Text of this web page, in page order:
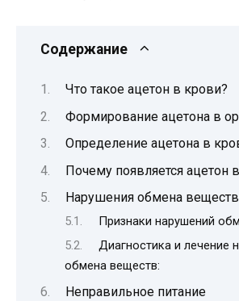
Содержание
Что такое ацетон в крови?
Формирование ацетона в
Определение ацетона в
Почему появляется ацетон
Нарушения обмена веществ
Признаки нарушений
Диагностика и лечение
обмена веществ:
Неправильное питание